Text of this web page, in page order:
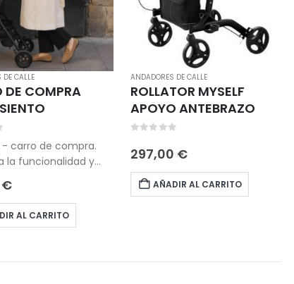
CALLE
DE COMPRA
- carro de compra.
la funcionalidad y
de un andador con
pero con
carro de compra.
€
AL CARRITO
ANDADORES DE CALLE
ROLLATOR MYSELF
APOYO ANTEBRAZO
297,00 €
AÑADIR AL CARRITO